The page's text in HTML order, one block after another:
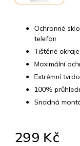
299 Kč
Ochranné
telefon
Tištěné okraje
Maximální
Extrémní
100%
Snadná